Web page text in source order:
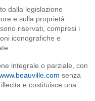
dalla legislazione
e sulla proprietà
riservati, compresi i
iconografiche e
integrale o parziale, con
senza
e costituisce una